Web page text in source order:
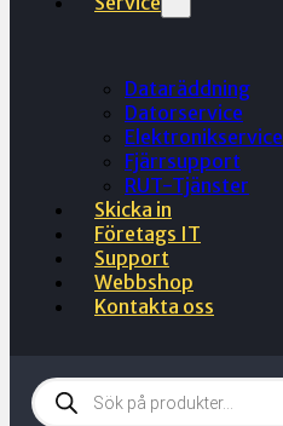
Dataräddning
Datorservice
Elektronikservice
Fjärrsupport
RUT-Tjänster
Skicka in
Företags IT
Support
Webbshop
Kontakta oss
Products
search